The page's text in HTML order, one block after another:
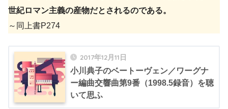
世紀ロマン主義の産物だとされるのである。
～同上書P274
2017年12月11日
小川典子のベートーヴェン／ワーグナ
ー編曲交響曲第9番（1998.5録音）を聴
いて思ふ